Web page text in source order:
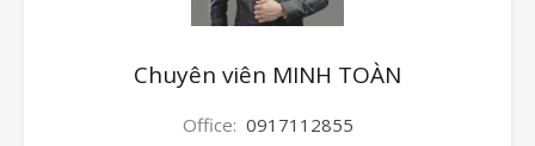
Chuyên viên MINH TOÀN
Office: 0917112855